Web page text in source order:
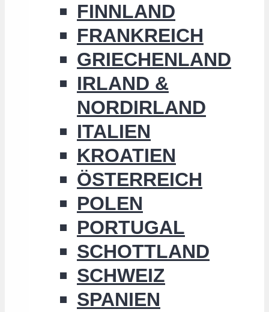
FINNLAND
FRANKREICH
GRIECHENLAND
IRLAND &
NORDIRLAND
ITALIEN
KROATIEN
ÖSTERREICH
POLEN
PORTUGAL
SCHOTTLAND
SCHWEIZ
SPANIEN